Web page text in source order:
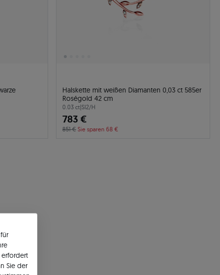
Halskette mit weißen Diamanten 0,03 ct 585er
Roségold 42 cm
0.03 ct|SI2/H
783 €
851 € Sie sparen 68 €
erfordert
Sie der